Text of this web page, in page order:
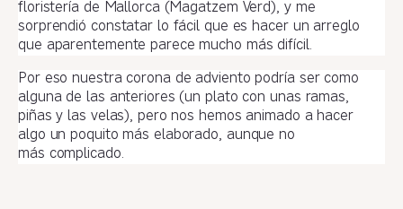
floristería de Mallorca (Magatzem Verd), y me
sorprendió constatar lo fácil que es hacer un arreglo
que aparentemente parece mucho más difícil.
Por eso nuestra corona de adviento podría ser como
alguna de las anteriores (un plato con unas ramas,
piñas y las velas), pero nos hemos animado a hacer
algo un poquito más elaborado, aunque no
más complicado.